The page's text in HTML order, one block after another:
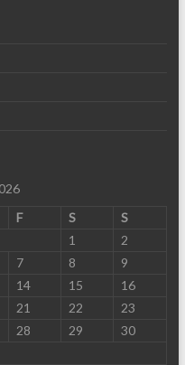
F S
S
1
2
7 8
9
14 15
16
21 22
23
28 29
30